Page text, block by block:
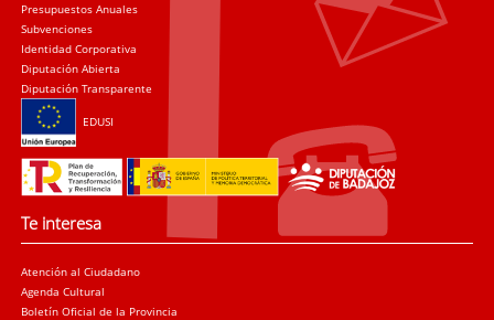
Presupuestos Anuales
Subvenciones
Identidad Corporativa
Diputación Abierta
Diputación Transparente
EDUSI
Te interesa
Atención al Ciudadano
Agenda Cultural
Boletín Oficial de la Provincia